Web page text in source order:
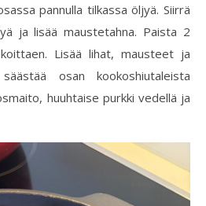
pannulla tilkassa öljyä. Siirrä
ja lisää maustetahna. Paista 2
Lisää lihat, mausteet ja
osan kookoshiutaleista
huuhtaise purkki vedellä ja